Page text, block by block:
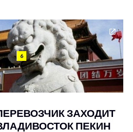
6
ЗАХОДИТ
ПЕКИН